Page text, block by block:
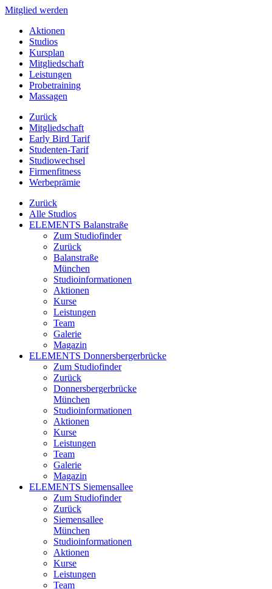
Mitglied werden
Aktionen
Studios
Kursplan
Mitgliedschaft
Leistungen
Probetraining
Massagen
Zurück
Mitgliedschaft
Early Bird Tarif
Studenten-Tarif
Studiowechsel
Firmenfitness
Werbeprämie
Zurück
Alle Studios
ELEMENTS Balanstraße
Zum Studiofinder
Zurück
Balan­straße
München
Studioinformationen
Aktionen
Kurse
Leistungen
Team
Galerie
Magazin
ELEMENTS Donnersbergerbrücke
Zum Studiofinder
Zurück
Donners­berger­brücke
München
Studioinformationen
Aktionen
Kurse
Leistungen
Team
Galerie
Magazin
ELEMENTS Siemensallee
Zum Studiofinder
Zurück
Siemens­allee
München
Studioinformationen
Aktionen
Kurse
Leistungen
Team